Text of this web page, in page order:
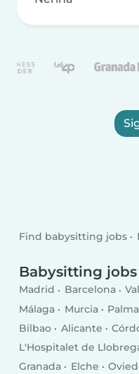
Find babysitting jobs
Babysitting
Madrid Barcelona
Málaga
Murcia Palma
Bilbao
Alicante
L'Hospitalet de
Granada
Elche